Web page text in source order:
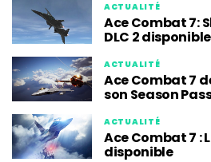
ACTUALITÉ
Ace Combat 7:
DLC 2
ACTUALITÉ
Ace Combat 7
son Season
ACTUALITÉ
Ace Combat 7 :
disponible